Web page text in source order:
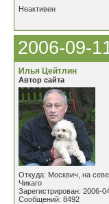
Неактивен
2006-09-
Илья Цейтлин
Автор сайта
Откуда: Москвич, на
Чикаго
Зарегистрирован: 2006-
Сообщений: 8492